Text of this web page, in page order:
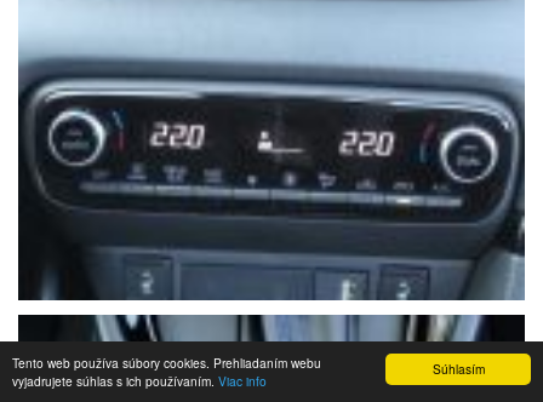
Súhlasím
Tento web používa súbory cookies. Prehliadaním webu
vyjadrujete súhlas s ich používaním. Viac info